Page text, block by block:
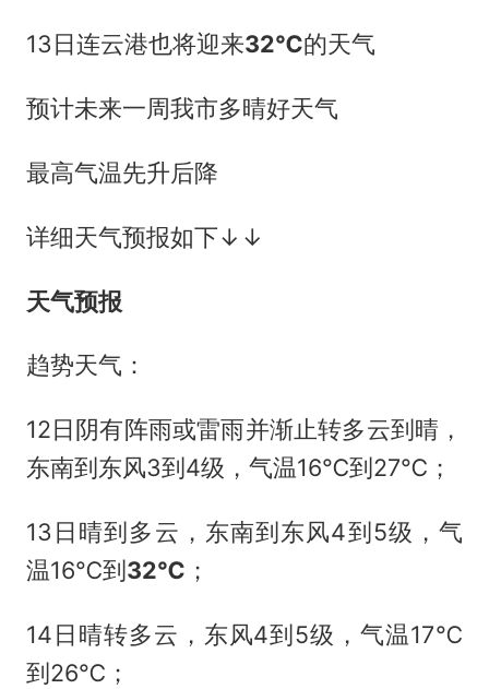
13日连云港也将迎来32℃的天气
预计未来一周我市多晴好天气
最高气温先升后降
详细天气预报如下↓↓
天气预报
趋势天气：
12日阴有阵雨或雷雨并渐止转多云到晴，
东南到东风3到4级，气温16℃到27℃；
13日晴到多云，东南到东风4到5级，气
温16℃到 32℃ ；
14日晴转多云，东风4到5级，气温17℃
到26℃；